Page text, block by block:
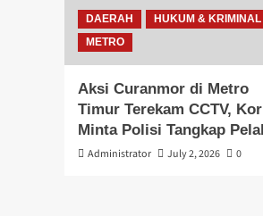
DAERAH
HUKUM & KRIMINAL
METRO
Aksi Curanmor di Metro
Timur Terekam CCTV,
Minta Polisi Tangkap
Administrator July 2, 2026 0